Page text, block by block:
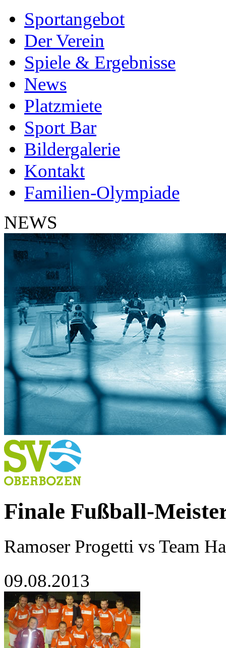
Sportangebot
Der Verein
Spiele & Ergebnisse
News
Platzmiete
Sport Bar
Bildergalerie
Kontakt
Familien-Olympiade
NEWS
Finale Fußball-
Ramoser Progetti vs Team
09.08.2013